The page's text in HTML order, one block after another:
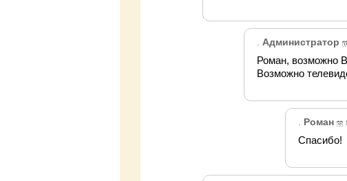
Администратор
Роман, возможно
Возможно
Роман
Спасибо!